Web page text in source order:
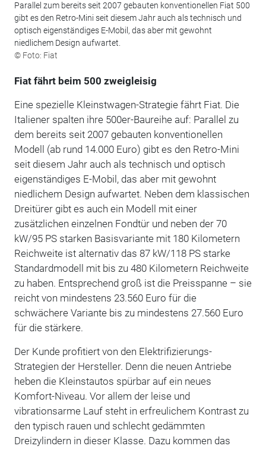
Parallel zum bereits seit 2007 gebauten konventionellen Fiat 500
gibt es den Retro-Mini seit diesem Jahr auch als technisch und
optisch eigenständiges E-Mobil, das aber mit gewohnt
niedlichem Design aufwartet.
© Foto: Fiat
Fiat fährt beim 500 zweigleisig
Eine spezielle Kleinstwagen-Strategie fährt Fiat. Die
Italiener spalten ihre 500er-Baureihe auf: Parallel zu
dem bereits seit 2007 gebauten konventionellen
Modell (ab rund 14.000 Euro) gibt es den Retro-Mini
seit diesem Jahr auch als technisch und optisch
eigenständiges E-Mobil, das aber mit gewohnt
niedlichem Design aufwartet. Neben dem klassischen
Dreitürer gibt es auch ein Modell mit einer
zusätzlichen einzelnen Fondtür und neben der 70
kW/95 PS starken Basisvariante mit 180 Kilometern
Reichweite ist alternativ das 87 kW/118 PS starke
Standardmodell mit bis zu 480 Kilometern Reichweite
zu haben. Entsprechend groß ist die Preisspanne – sie
reicht von mindestens 23.560 Euro für die
schwächere Variante bis zu mindestens 27.560 Euro
für die stärkere.
Der Kunde profitiert von den Elektrifizierungs-
Strategien der Hersteller. Denn die neuen Antriebe
heben die Kleinstautos spürbar auf ein neues
Komfort-Niveau. Vor allem der leise und
vibrationsarme Lauf steht in erfreulichem Kontrast zu
den typisch rauen und schlecht gedämmten
Dreizylindern in dieser Klasse. Dazu kommen das